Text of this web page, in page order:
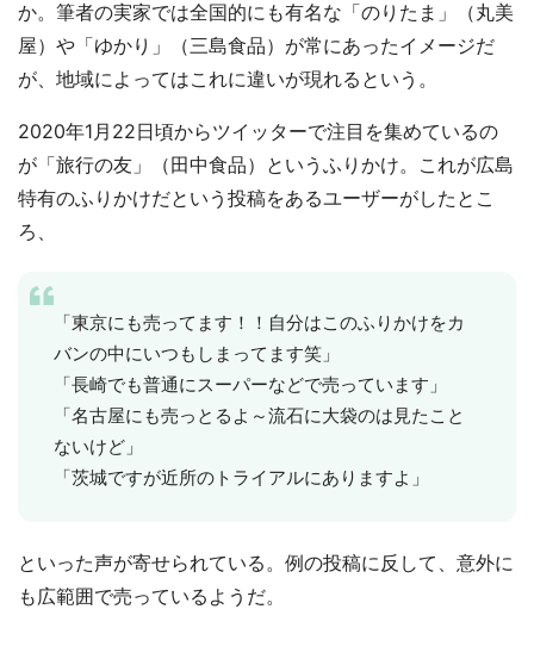
か。筆者の実家では全国的にも有名な「のりたま」（丸美
屋）や「ゆかり」（三島食品）が常にあったイメージだ
が、地域によってはこれに違いが現れるという。
2020年1月22日頃からツイッターで注目を集めているの
が「旅行の友」（田中食品）というふりかけ。これが広島
特有のふりかけだという投稿をあるユーザーがしたとこ
ろ、
「東京にも売ってます！！自分はこのふりかけをカ
バンの中にいつもしまってます笑」
「長崎でも普通にスーパーなどで売っています」
「名古屋にも売っとるよ～流石に大袋のは見たこと
ないけど」
「茨城ですが近所のトライアルにありますよ」
といった声が寄せられている。例の投稿に反して、意外に
も広範囲で売っているようだ。